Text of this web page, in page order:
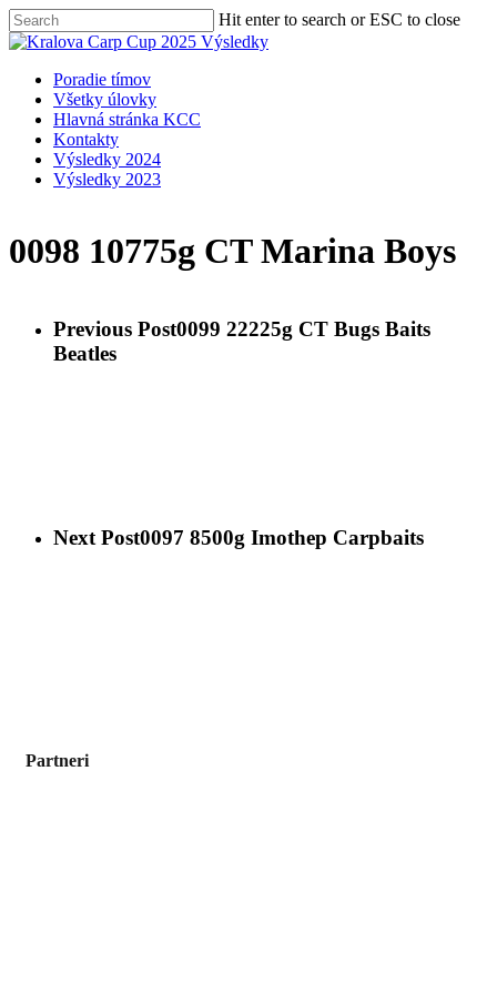
Skip
to
content
Hit enter to search or ESC to close
Close
Menu
Poradie tímov
Všetky úlovky
Hlavná stránka KCC
Kontakty
Výsledky 2024
Výsledky 2023
0098 10775g CT Marina Boys
Previous Post0099 22225g CT Bugs Baits
Beatles
Next Post0097 8500g Imothep Carpbaits
Partneri